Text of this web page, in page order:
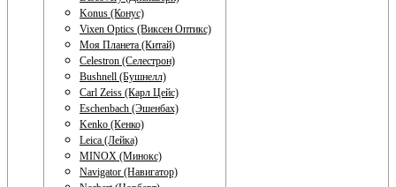
Konus (Конус)
Vixen Optics (Виксен Оптикс)
Моя Планета (Китай)
Celestron (Селестрон)
Bushnell (Бушнелл)
Carl Zeiss (Карл Цейс)
Eschenbach (Эшенбах)
Kenko (Кенко)
Leica (Лейка)
MINOX (Минокс)
Navigator (Навигатор)